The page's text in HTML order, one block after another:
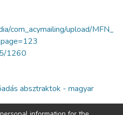
com_acymailing/upload/MFN_
1260
absztraktok - magyar